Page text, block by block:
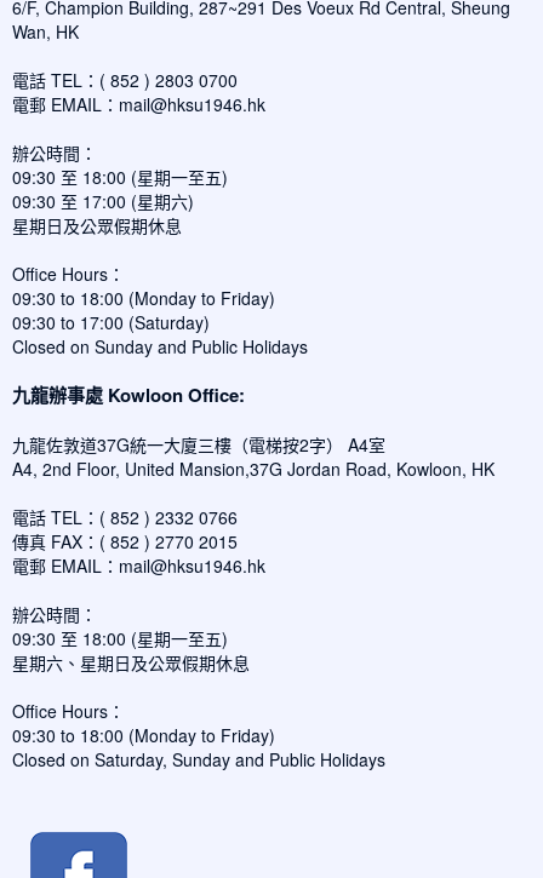
6/F, Champion Building, 287~291 Des Voeux Rd Central, Sheung
Wan, HK
電話 TEL：( 852 ) 2803 0700
電郵 EMAIL： mail@hksu1946.hk
辦公時間：
09:30 至 18:00 (星期一至五)
09:30 至 17:00 (星期六)
星期日及公眾假期休息
Office Hours：
09:30 to 18:00 (Monday to Friday)
09:30 to 17:00 (Saturday)
Closed on Sunday and Public Holidays
九龍辦事處 Kowloon Office:
九龍佐敦道37G統一大廈三樓（電梯按2字） A4室
A4, 2nd Floor, United Mansion,37G Jordan Road, Kowloon, HK
電話 TEL：( 852 ) 2332 0766
傳真 FAX：( 852 ) 2770 2015
電郵 EMAIL： mail@hksu1946.hk
辦公時間：
09:30 至 18:00 (星期一至五)
星期六、星期日及公眾假期休息
Office Hours：
09:30 to 18:00 (Monday to Friday)
Closed on Saturday, Sunday and Public Holidays